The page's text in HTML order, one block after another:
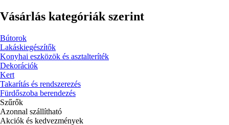
Vásárlás kategóriák szerint
Bútorok
Lakáskiegészítők
Konyhai eszközök és asztalteríték
Dekorációk
Kert
Takarítás és rendszerezés
Fürdőszoba berendezés
Szűrők
Azonnal szállítható
Akciók és kedvezmények